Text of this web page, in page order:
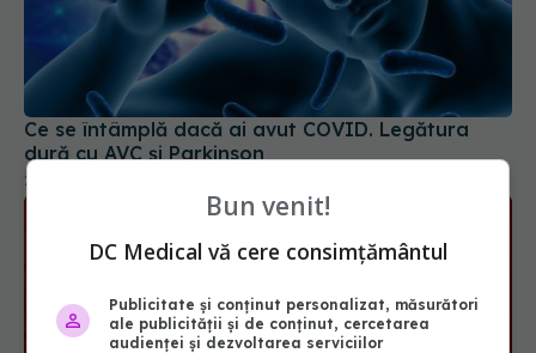
Ce se întâmplă dacă ai avut COVID. Legătura
dură cu AVC și Parkinson
25 aug 2025, 12:58
Bun venit!
DC Medical vă cere consimțământul
Publicitate și conținut personalizat, măsurători
ale publicității și de conținut, cercetarea
audienței și dezvoltarea serviciilor